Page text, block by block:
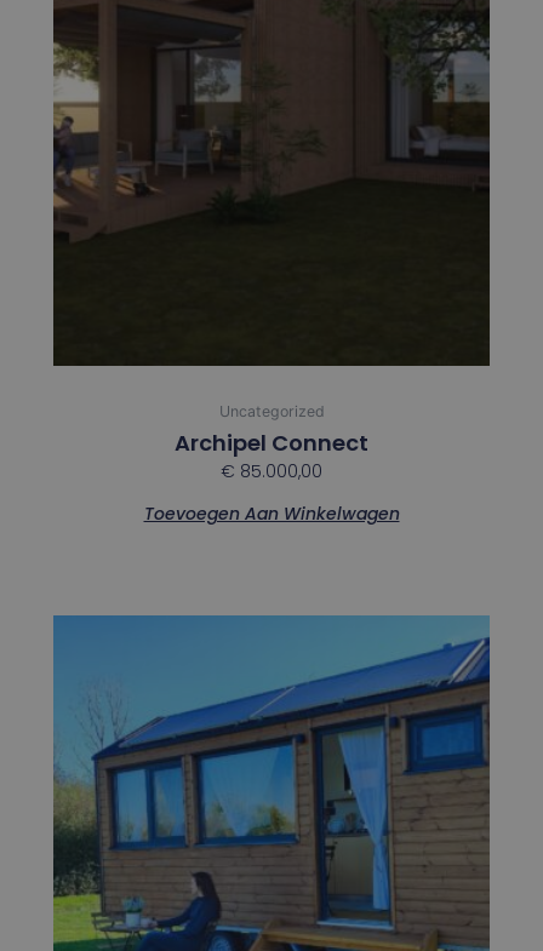
Uncategorized
Archipel Connect
€ 85.000,00
Toevoegen Aan Winkelwagen